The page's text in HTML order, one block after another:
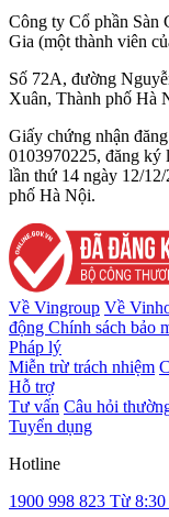
Công ty Cổ phần Sàn
Gia (một thành viên
Số 72A, đường
Xuân, Thành phố Hà
Giấy chứng nhận
0103970225, đăng ký
lần thứ 14 ngày 12/
phố Hà Nội.
Về Vingroup Về
động Chính sách bảo
Pháp lý
Miễn trừ trách nhiệm
Hỗ trợ
Tư vấn Câu hỏi
Tuyển dụng
Hotline
1900 998 823 Từ 8:30